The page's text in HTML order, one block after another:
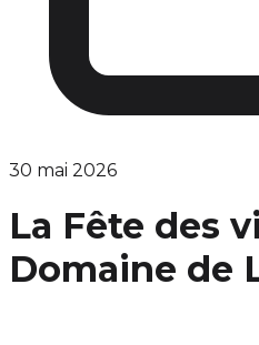
30 mai 2026
La Fête des
Domaine de